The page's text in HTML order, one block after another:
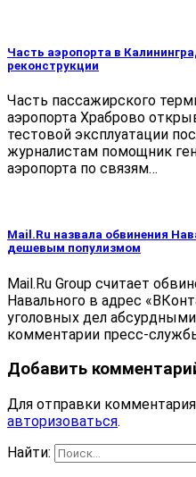
Часть аэропорта в
реконструкции
Часть пассажирского
аэропорта Храброво
тестовой эксплуатации
журналистам помощник
аэропорта по связям…
Mail.Ru назвала обвинения
дешевым популизмом
Mail.Ru Group считает
Навального в адрес
уголовных дел
комментарии пресс-
Добавить
Для отправки
авторизоваться.
Найти: